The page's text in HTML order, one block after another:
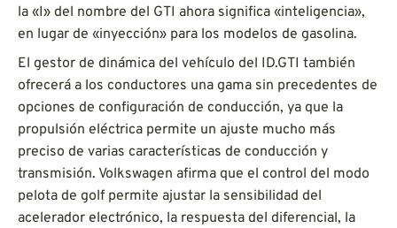
la «I» del nombre del GTI ahora significa «inteligencia»,
en lugar de «inyección» para los modelos de gasolina.
El gestor de dinámica del vehículo del ID.GTI también
ofrecerá a los conductores una gama sin precedentes de
opciones de configuración de conducción, ya que la
propulsión eléctrica permite un ajuste mucho más
preciso de varias características de conducción y
transmisión. Volkswagen afirma que el control del modo
pelota de golf permite ajustar la sensibilidad del
acelerador electrónico, la respuesta del diferencial, la